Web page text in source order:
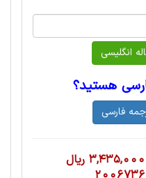
هستید؟
3,435,000 ریال